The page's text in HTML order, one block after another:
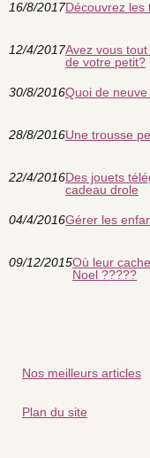
16/8/2017Découvrez les
12/4/2017Avez vous
de votre petit?
30/8/2016Quoi de
28/8/2016Une trousse
22/4/2016Des jouets
cadeau drole
04/4/2016Gérer les
09/12/2015Où leur
Noel ?????
Nos meilleurs articles
Plan du site